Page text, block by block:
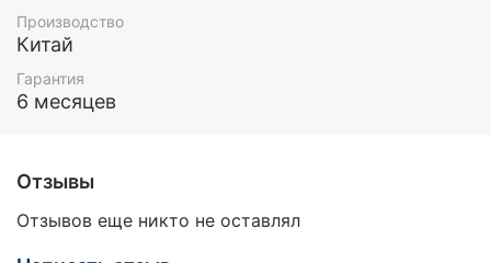
Производство
Китай
Гарантия
6 месяцев
Отзывы
Отзывов еще никто не оставлял